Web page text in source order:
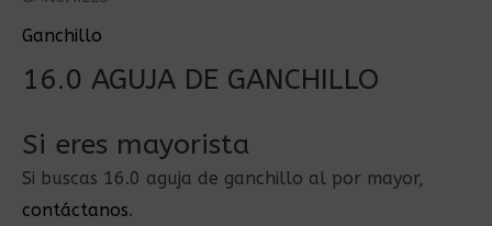
Ganchillo
16.0 AGUJA DE GANCHILLO
Si eres mayorista
Si buscas 16.0 aguja de ganchillo al por mayor,
contáctanos.